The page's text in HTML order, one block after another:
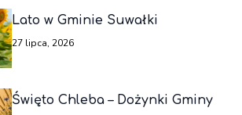
Lato w Gminie Suwałki
27 lipca, 2026
Święto Chleba – Dożynki Gminy